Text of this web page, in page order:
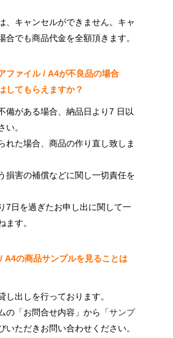
、キャンセルができません。キャ
合でも商品代金を全額頂きます。
ファイル / A4が不良品の場合
してもらえますか？
備がある場合、納品日より7 日以
い。
れた場合、商品の作り直し致しま
損害の補償などに関し一切責任を
7日を過ぎたお申し出に関して一
ます。
A4の商品サンプルを見ることは
し出しを行っております。
の「お問合せ内容」から「サンプ
いただきお問い合わせください。